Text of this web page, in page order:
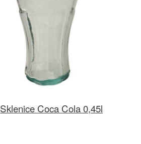
Sklenice Coca Cola 0,45l